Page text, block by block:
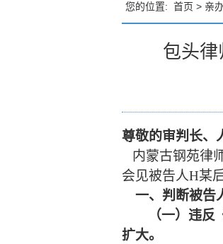
您的位置: 首页 > 亲
包头
尊敬的审判长、
内蒙古钢苑律
会见被告人H某
一、判断被告
（一） 违反
扩大。